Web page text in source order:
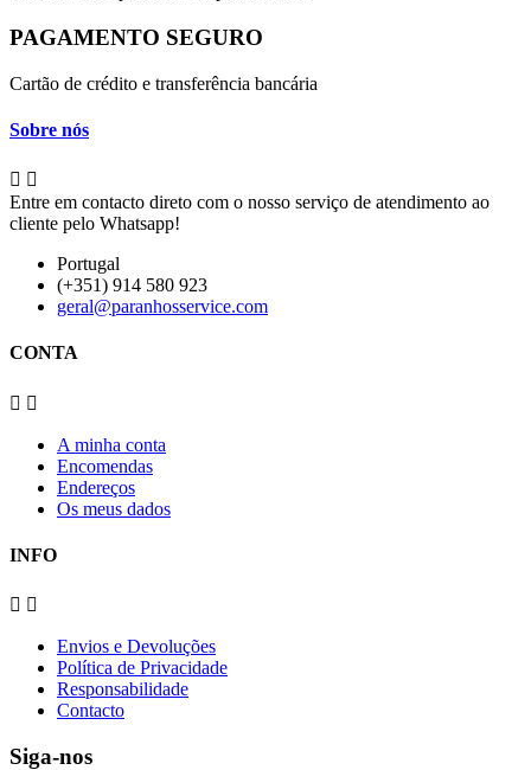
PAGAMENTO SEGURO
Cartão de crédito e transferência bancária
Sobre nós
 
Entre em contacto direto com o nosso serviço de atendimento ao
cliente pelo Whatsapp!
Portugal
(+351) 914 580 923
geral@paranhosservice.com
CONTA
 
A minha conta
Encomendas
Endereços
Os meus dados
INFO
 
Envios e Devoluções
Política de Privacidade
Responsabilidade
Contacto
Siga-nos